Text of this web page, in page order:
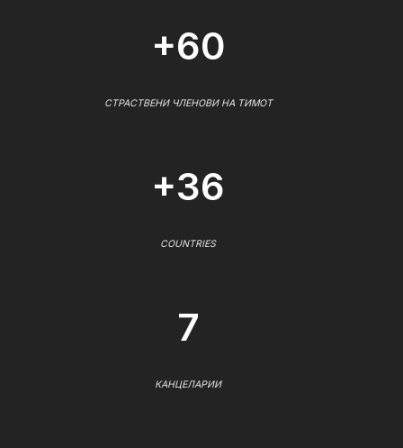
+60
СТРАСТВЕНИ ЧЛЕНОВИ НА ТИМОТ
+36
COUNTRIES
7
КАНЦЕЛАРИИ